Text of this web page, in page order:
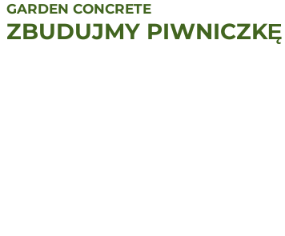
GARDEN CONCRETE
ZBUDUJMY